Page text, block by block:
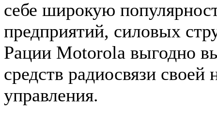
себе широкую
предприятий, силовых
Рации Motorola выгодно
средств радиосвязи
управления.